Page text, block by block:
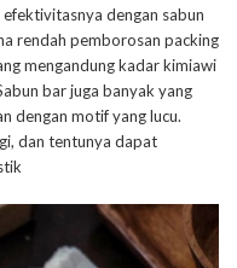
dengan sabun
rendah pemborosan packing
mengandung kadar kimiawi
bar juga banyak yang
dengan motif yang lucu.
dan tentunya dapat